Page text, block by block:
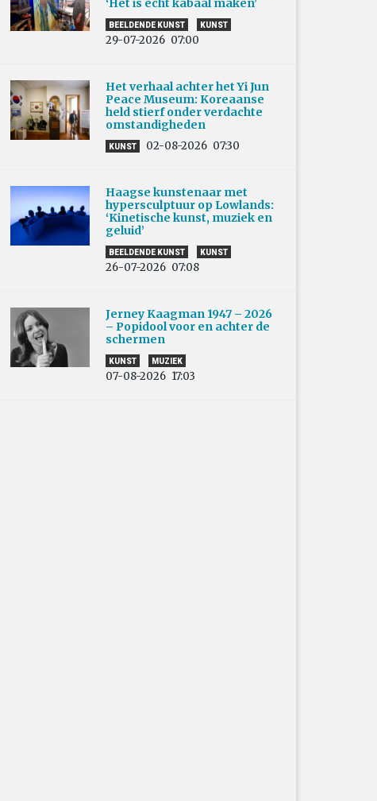
‘Het is echt kabaal maken’
BEELDENDE KUNST KUNST
29-07-2026 07:00
Het verhaal achter het Yi Jun
Peace Museum: Koreaanse
held stierf onder verdachte
omstandigheden
KUNST 02-08-2026 07:30
Haagse kunstenaar met
hypersculptuur op Lowlands:
‘Kinetische kunst, muziek en
geluid’
BEELDENDE KUNST KUNST
26-07-2026 07:08
Jerney Kaagman 1947 – 2026
– Popidool voor en achter de
schermen
KUNST MUZIEK
07-08-2026 17:03